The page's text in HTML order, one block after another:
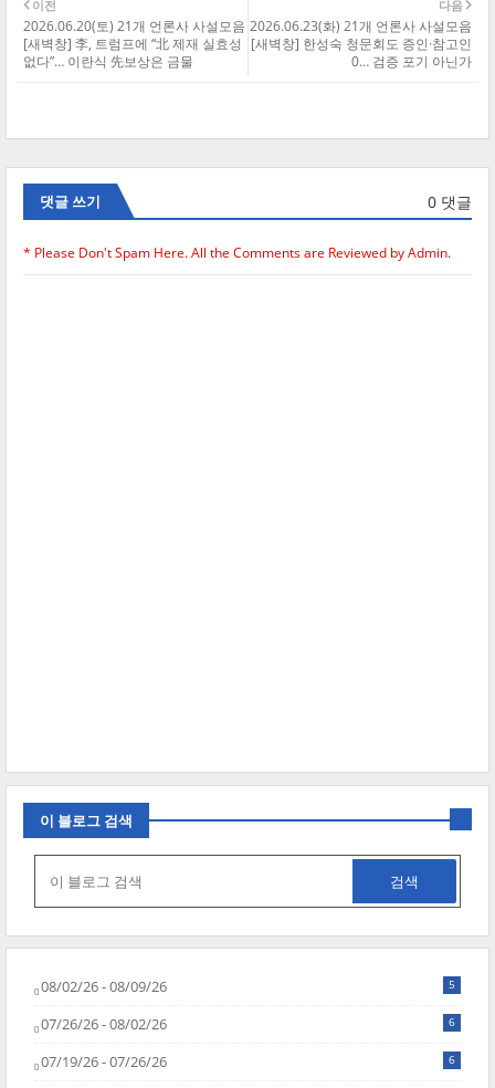
다음
2026.06.23(화) 21개 언론사 사설모음
[새벽창] 한성숙 청문회도 증인·참고인
0… 검증 포기 아닌가
이전
2026.06.20(토) 21개 언론사 사설모음
[새벽창] 李, 트럼프에 “北 제재 실효성
없다”… 이란식 先보상은 금물
댓글 쓰기 0 댓글
* Please Don't Spam Here. All the Comments are Reviewed by Admin.
이 블로그 검색
08/02/26 - 08/09/26 5
07/26/26 - 08/02/26 6
07/19/26 - 07/26/26 6